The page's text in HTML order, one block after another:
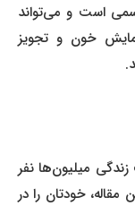
است و می‌تواند
خون و تجویز
میلیون‌ها نفر
خودتان را در